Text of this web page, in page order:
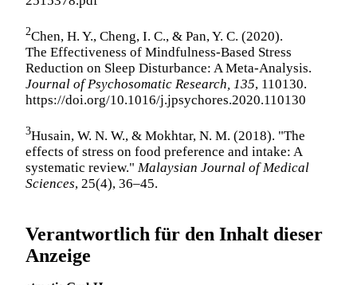
2Chen, H. Y., Cheng, I. C., & Pan, Y. C. (2020).
The Effectiveness of Mindfulness-Based Stress
Reduction on Sleep Disturbance: A Meta-Analysis.
Journal of Psychosomatic Research, 135, 110130.
https://doi.org/10.1016/j.jpsychores.2020.110130
3Husain, W. N. W., & Mokhtar, N. M. (2018). "The
effects of stress on food preference and intake: A
systematic review." Malaysian Journal of Medical
Sciences, 25(4), 36–45.
Verantwortlich für den Inhalt dieser
Anzeige